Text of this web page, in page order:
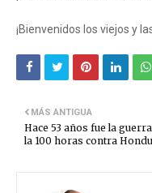
¡Bienvenidos los viejos y
MÁS ANTIGUA
Hace 53 años fue la
la 100 horas contra